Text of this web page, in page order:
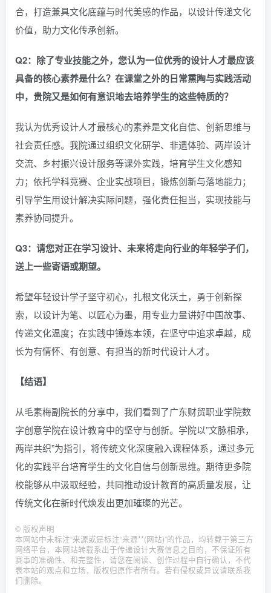
合，打造兼具文化底蕴与时代美感的作品，以设计传递文化
价值，助力文化传承创新。
Q2：除了专业技能之外，您认为一位优秀的设计人才最应该
具备的核心素养是什么？在课堂之外的日常熏陶与实践活动
中，贵院又是如何有意识地去培养学生的这些特质的？
我认为优秀设计人才最核心的素养是文化自信、创新思维与
社会责任感。我院通过组织文化研学、非遗体验、两岸设计
交流、乡村振兴设计服务等课外实践，培育学生文化感知
力；依托学科竞赛、企业实战项目，锻炼创新与落地能力；
引导学生用设计解决实际问题，强化责任担当，实现技能与
素养协同提升。
Q3：请您对正在学习设计、未来将走向行业的年轻学子们，
送上一些寄语或期望。
希望年轻设计学子坚守初心，扎根文化沃土，勇于创新探
索，以设计为笔、以匠心为墨，用专业力量讲好中国故事、
传递文化温度；在实践中锤炼本领，在坚守中追求卓越，成
长为有情怀、有创意、有担当的新时代设计人才。
【结语】
从毛素梅副院长的分享中，我们看到了广东财贸职业学院数
字创意学院在设计教育中的坚守与创新。学院以”文脉相承，
两岸共织”为指引，将传统文化深度融入课程体系，通过多元
化的实践平台培育学生的文化自信与创新思维。期待更多院
校能够从中汲取经验，共同推动设计教育的高质量发展，让
传统文化在新时代焕发出更加璀璨的光芒。
© 版权声明
本网站中未标注“来源或是标注“来源**(网站)”的作品，均转载于第三方
网络平台，本网站转载系出于传递设计大赛信息之目的，不保证所有
赛事的准确性、和完整性，请您在阅读、创作过程中自行确认，不代
表本站的观点和立场，版权归原作者所有。若有侵权或异议请联系我
们删除。